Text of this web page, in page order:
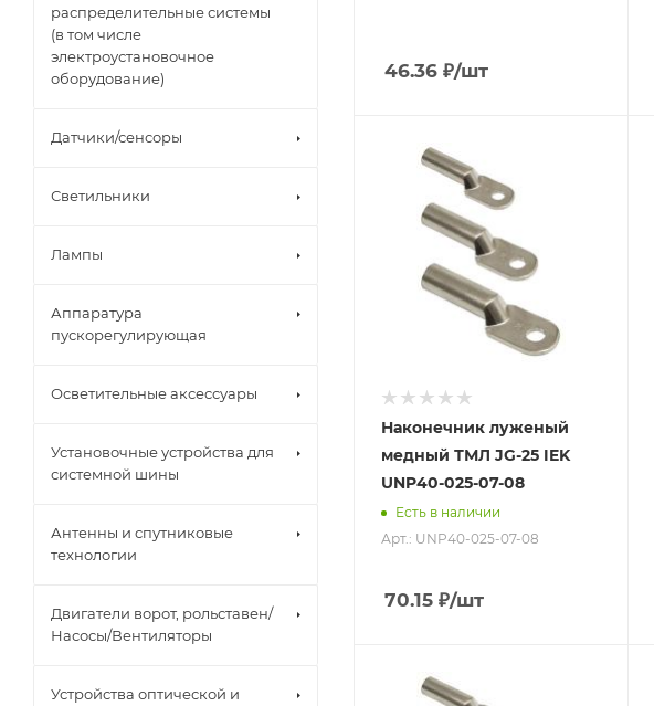
46.36 ₽/шт
Наконечник луженый
медный ТМЛ JG-25 IEK
UNP40-025-07-08
Есть в наличии
Арт.: UNP40-025-07-08
70.15 ₽/шт
распределительные системы
(в том числе
электроустановочное
оборудование)
Датчики/сенсоры
Светильники
Лампы
Аппаратура
пускорегулирующая
Осветительные аксессуары
Установочные устройства для
системной шины
Антенны и спутниковые
технологии
Двигатели ворот, рольставен/
Насосы/Вентиляторы
Устройства оптической и